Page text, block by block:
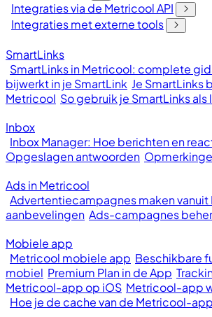
Integraties via de Metricool API
Integraties met externe tools
SmartLinks
SmartLinks in Metricool: complete
bijwerkt in je SmartLink Je SmartLinks
Metricool So gebruik je SmartLinks als
Inbox
Inbox Manager: Hoe berichten en
Opgeslagen antwoorden
Ads in Metricool
Advertentiecampagnes maken vanuit
aanbevelingen Ads-campagnes
Mobiele app
Metricool mobiele app Beschikbare
mobiel Premium Plan in de App
Metricool-app op iOS Metricool-app
Hoe je de cache van de Metricool-